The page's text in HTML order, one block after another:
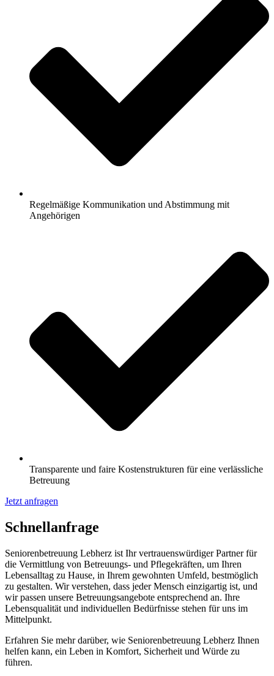
Regelmäßige Kommunikation und Abstimmung mit
Angehörigen
Transparente und faire Kostenstrukturen für eine verlässliche
Betreuung
Jetzt anfragen
Schnell­anfrage
Seniorenbetreuung Lebherz ist Ihr vertrauenswürdiger Partner für
die Vermittlung von Betreuungs- und Pflegekräften, um Ihren
Lebensalltag zu Hause, in Ihrem gewohnten Umfeld, bestmöglich
zu gestalten. Wir verstehen, dass jeder Mensch einzigartig ist, und
wir passen unsere Betreuungsangebote entsprechend an. Ihre
Lebensqualität und individuellen Bedürfnisse stehen für uns im
Mittelpunkt.
Erfahren Sie mehr darüber, wie Seniorenbetreuung Lebherz Ihnen
helfen kann, ein Leben in Komfort, Sicherheit und Würde zu
führen.